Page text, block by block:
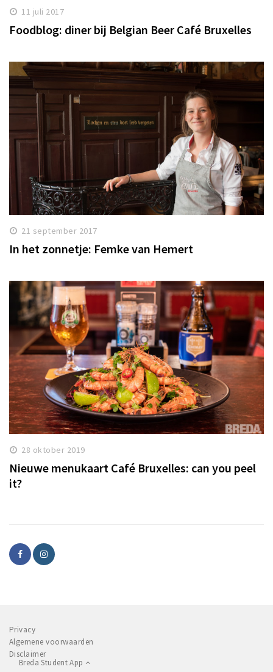
11 juli 2017
Foodblog: diner bij Belgian Beer Café Bruxelles
21 september 2017
In het zonnetje: Femke van Hemert
28 oktober 2019
Nieuwe menukaart Café Bruxelles: can you peel
it?
Privacy
Algemene voorwaarden
Disclaimer
Breda Student App